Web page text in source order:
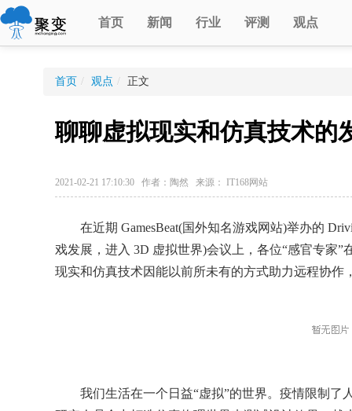
首页 新闻 行业 评测 观点
首页 / 观点 / 正文
聊聊虚拟现实和仿真技术的
2021-02-21 17:10:30 作者：陶然 来源： IT168网站
在近期 GamesBeat(国外知名游戏网站)举办的
戏发展，进入 3D 虚拟世界)会议上，各位“感官专
现实和仿真技术因能以前所未有的方式助力远程协作
我们生活在一个日益“虚拟”的世界。疫情限制了